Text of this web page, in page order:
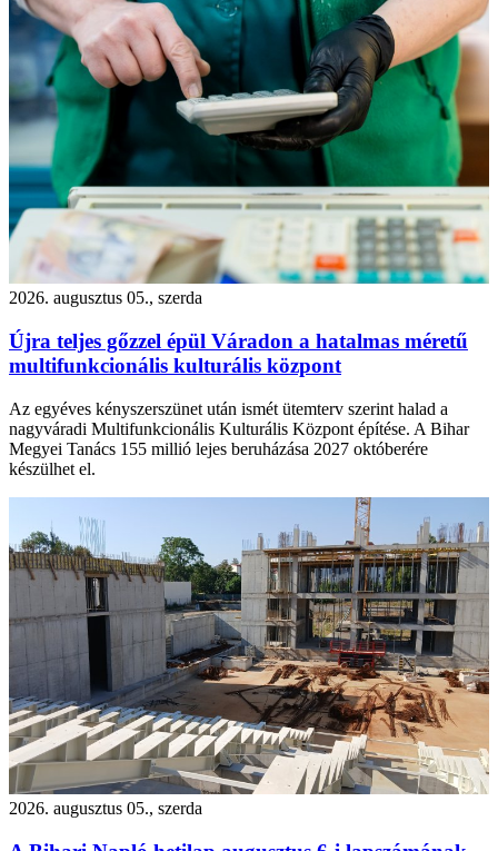
2026. augusztus 05., szerda
Újra teljes gőzzel épül Váradon a hatalmas méretű
multifunkcionális kulturális központ
Az egyéves kényszerszünet után ismét ütemterv szerint halad a
nagyváradi Multifunkcionális Kulturális Központ építése. A Bihar
Megyei Tanács 155 millió lejes beruházása 2027 októberére
készülhet el.
2026. augusztus 05., szerda